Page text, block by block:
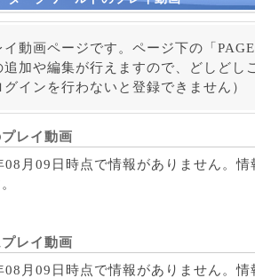
イ動画ページです。ページ下の「
追加や編集が行えますので、どしどし
グインを行わないと登録できません）
レイ動画
08月09日時点で情報がありません。
レイ動画
08月09日時点で情報がありません。